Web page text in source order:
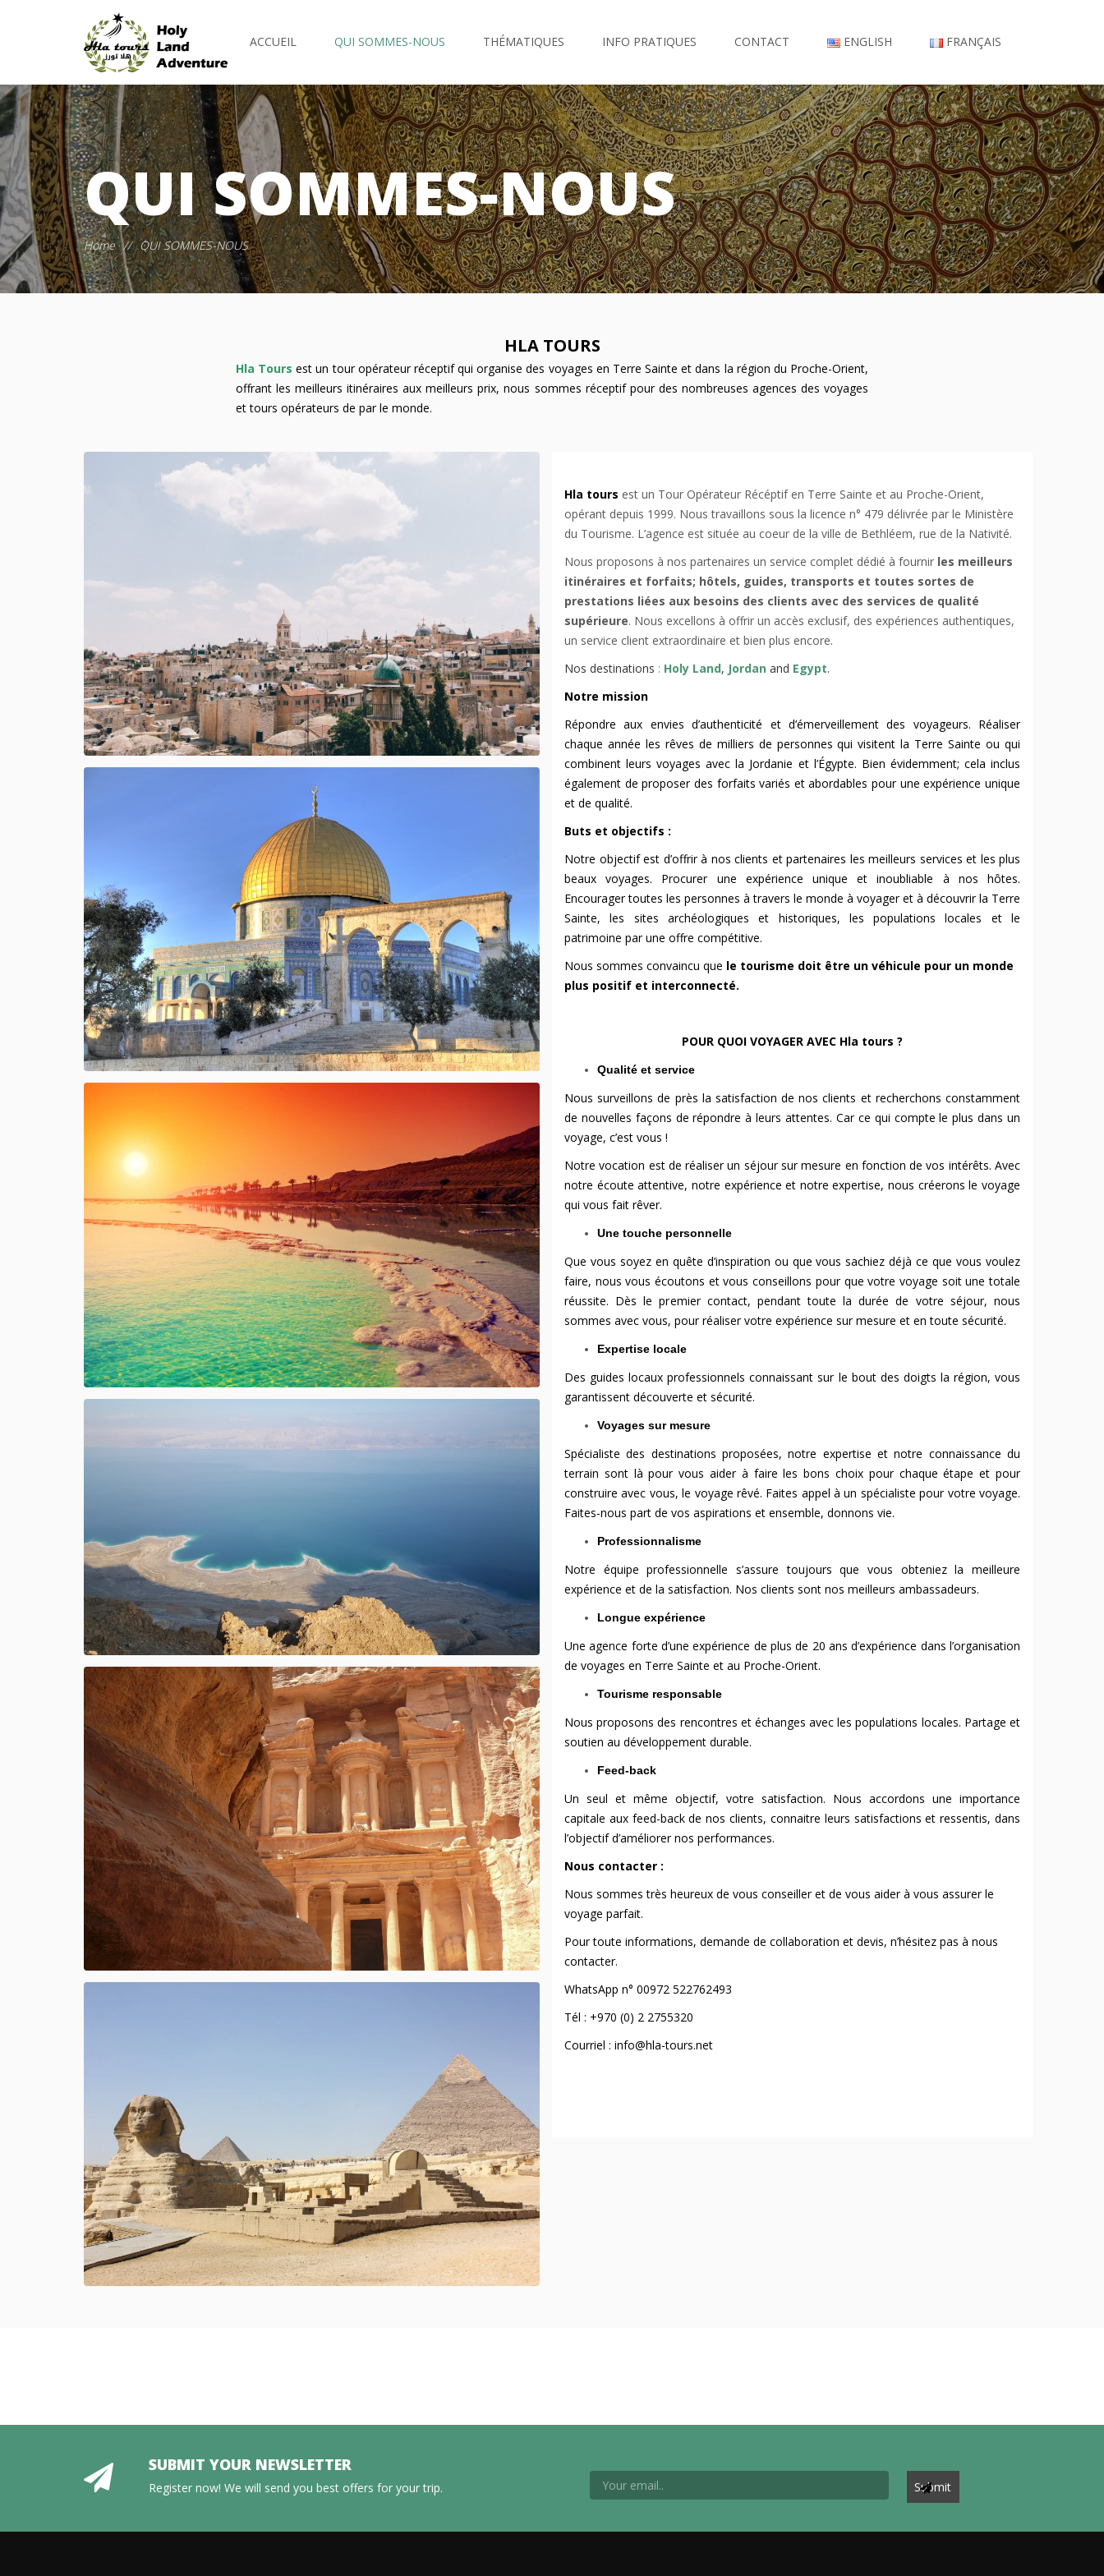
ACCUEIL QUI SOMMES-NOUS THÉMATIQUES INFO PRATIQUES CONTACT ENGLISH FRANÇAIS
QUI SOMMES-NOUS
Home // QUI SOMMES-NOUS
HLA TOURS
Hla Toursest un tour opérateur réceptif qui organise des voyages en Terre Sainte et dans la région du Proche-Orient,
offrant les meilleurs itinéraires aux meilleurs prix, nous sommes réceptif pour des nombreuses agences des voyages
et tours opérateurs de par le monde.
Hla tours est un Tour Opérateur Récéptif en Terre Sainte et au Proche-Orient,
opérant depuis 1999. Nous travaillons sous la licence n° 479 délivrée par le Ministère
du Tourisme. L’agence est située au coeur de la ville de Bethléem, rue de la Nativité.
Nous proposons à nos partenaires un service complet dédié à fournir les meilleurs
itinéraires et forfaits; hôtels, guides, transports et toutes sortes de
prestations liées aux besoins des clients avec des services de qualité
supérieure. Nous excellons à offrir un accès exclusif, des expériences authentiques,
un service client extraordinaire et bien plus encore.
Nos destinations : Holy Land, Jordan and Egypt.
Notre mission
Répondre aux envies d’authenticité et d’émerveillement des voyageurs. Réaliser
chaque année les rêves de milliers de personnes qui visitent la Terre Sainte ou qui
combinent leurs voyages avec la Jordanie et l’Égypte. Bien évidemment; cela inclus
également de proposer des forfaits variés et abordables pour une expérience unique
et de qualité.
Buts et objectifs :
Notre objectif est d’offrir à nos clients et partenaires les meilleurs services et les plus
beaux voyages. Procurer une expérience unique et inoubliable à nos hôtes.
Encourager toutes les personnes à travers le monde à voyager et à découvrir la Terre
Sainte, les sites archéologiques et historiques, les populations locales et le
patrimoine par une offre compétitive.
Nous sommes convaincu que le tourisme doit être un véhicule pour un monde
plus positif et interconnecté.
POUR QUOI VOYAGER AVEC Hla tours ?
Qualité et service
Nous surveillons de près la satisfaction de nos clients et recherchons constamment
de nouvelles façons de répondre à leurs attentes. Car ce qui compte le plus dans un
voyage, c’est vous !
Notre vocation est de réaliser un séjour sur mesure en fonction de vos intérêts. Avec
notre écoute attentive, notre expérience et notre expertise, nous créerons le voyage
qui vous fait rêver.
Une touche personnelle
Que vous soyez en quête d’inspiration ou que vous sachiez déjà ce que vous voulez
faire, nous vous écoutons et vous conseillons pour que votre voyage soit une totale
réussite. Dès le premier contact, pendant toute la durée de votre séjour, nous
sommes avec vous, pour réaliser votre expérience sur mesure et en toute sécurité.
Expertise locale
Des guides locaux professionnels connaissant sur le bout des doigts la région, vous
garantissent découverte et sécurité.
Voyages sur mesure
Spécialiste des destinations proposées, notre expertise et notre connaissance du
terrain sont là pour vous aider à faire les bons choix pour chaque étape et pour
construire avec vous, le voyage rêvé. Faites appel à un spécialiste pour votre voyage.
Faites-nous part de vos aspirations et ensemble, donnons vie.
Professionnalisme
Notre équipe professionnelle s’assure toujours que vous obteniez la meilleure
expérience et de la satisfaction. Nos clients sont nos meilleurs ambassadeurs.
Longue expérience
Une agence forte d’une expérience de plus de 20 ans d’expérience dans l’organisation
de voyages en Terre Sainte et au Proche-Orient.
Tourisme responsable
Nous proposons des rencontres et échanges avec les populations locales. Partage et
soutien au développement durable.
Feed-back
Un seul et même objectif, votre satisfaction. Nous accordons une importance
capitale aux feed-back de nos clients, connaitre leurs satisfactions et ressentis, dans
l’objectif d’améliorer nos performances.
Nous contacter :
Nous sommes très heureux de vous conseiller et de vous aider à vous assurer le
voyage parfait.
Pour toute informations, demande de collaboration et devis, n’hésitez pas à nous
contacter.
WhatsApp n° 00972 522762493
Tél : +970 (0) 2 2755320
Courriel : info@hla-tours.net
SUBMIT YOUR NEWSLETTER
Register now! We will send you best offers for your trip.